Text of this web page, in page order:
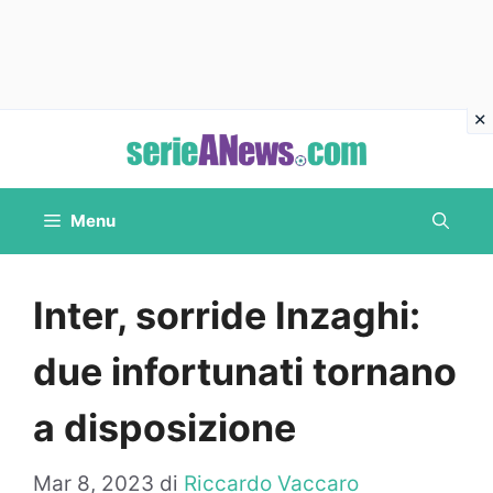
contenuto
Menu
Inter, sorride Inzaghi:
due infortunati tornano
a disposizione
Mar 8, 2023 di Riccardo Vaccaro